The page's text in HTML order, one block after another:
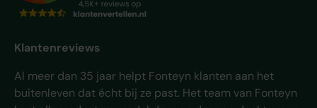
Klantenreviews
Al meer dan 35 jaar helpt Fonteyn klanten aan het
buitenleven dat écht bij ze past. Het team van Fonteyn